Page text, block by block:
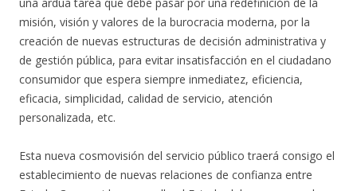
misión, visión y valores de la burocracia moderna, por la
creación de nuevas estructuras de decisión administrativa y
de gestión pública, para evitar insatisfacción en el ciudadano
consumidor que espera siempre inmediatez, eficiencia,
eficacia, simplicidad, calidad de servicio, atención
personalizada, etc.
Esta nueva cosmovisión del servicio público traerá consigo el
establecimiento de nuevas relaciones de confianza entre